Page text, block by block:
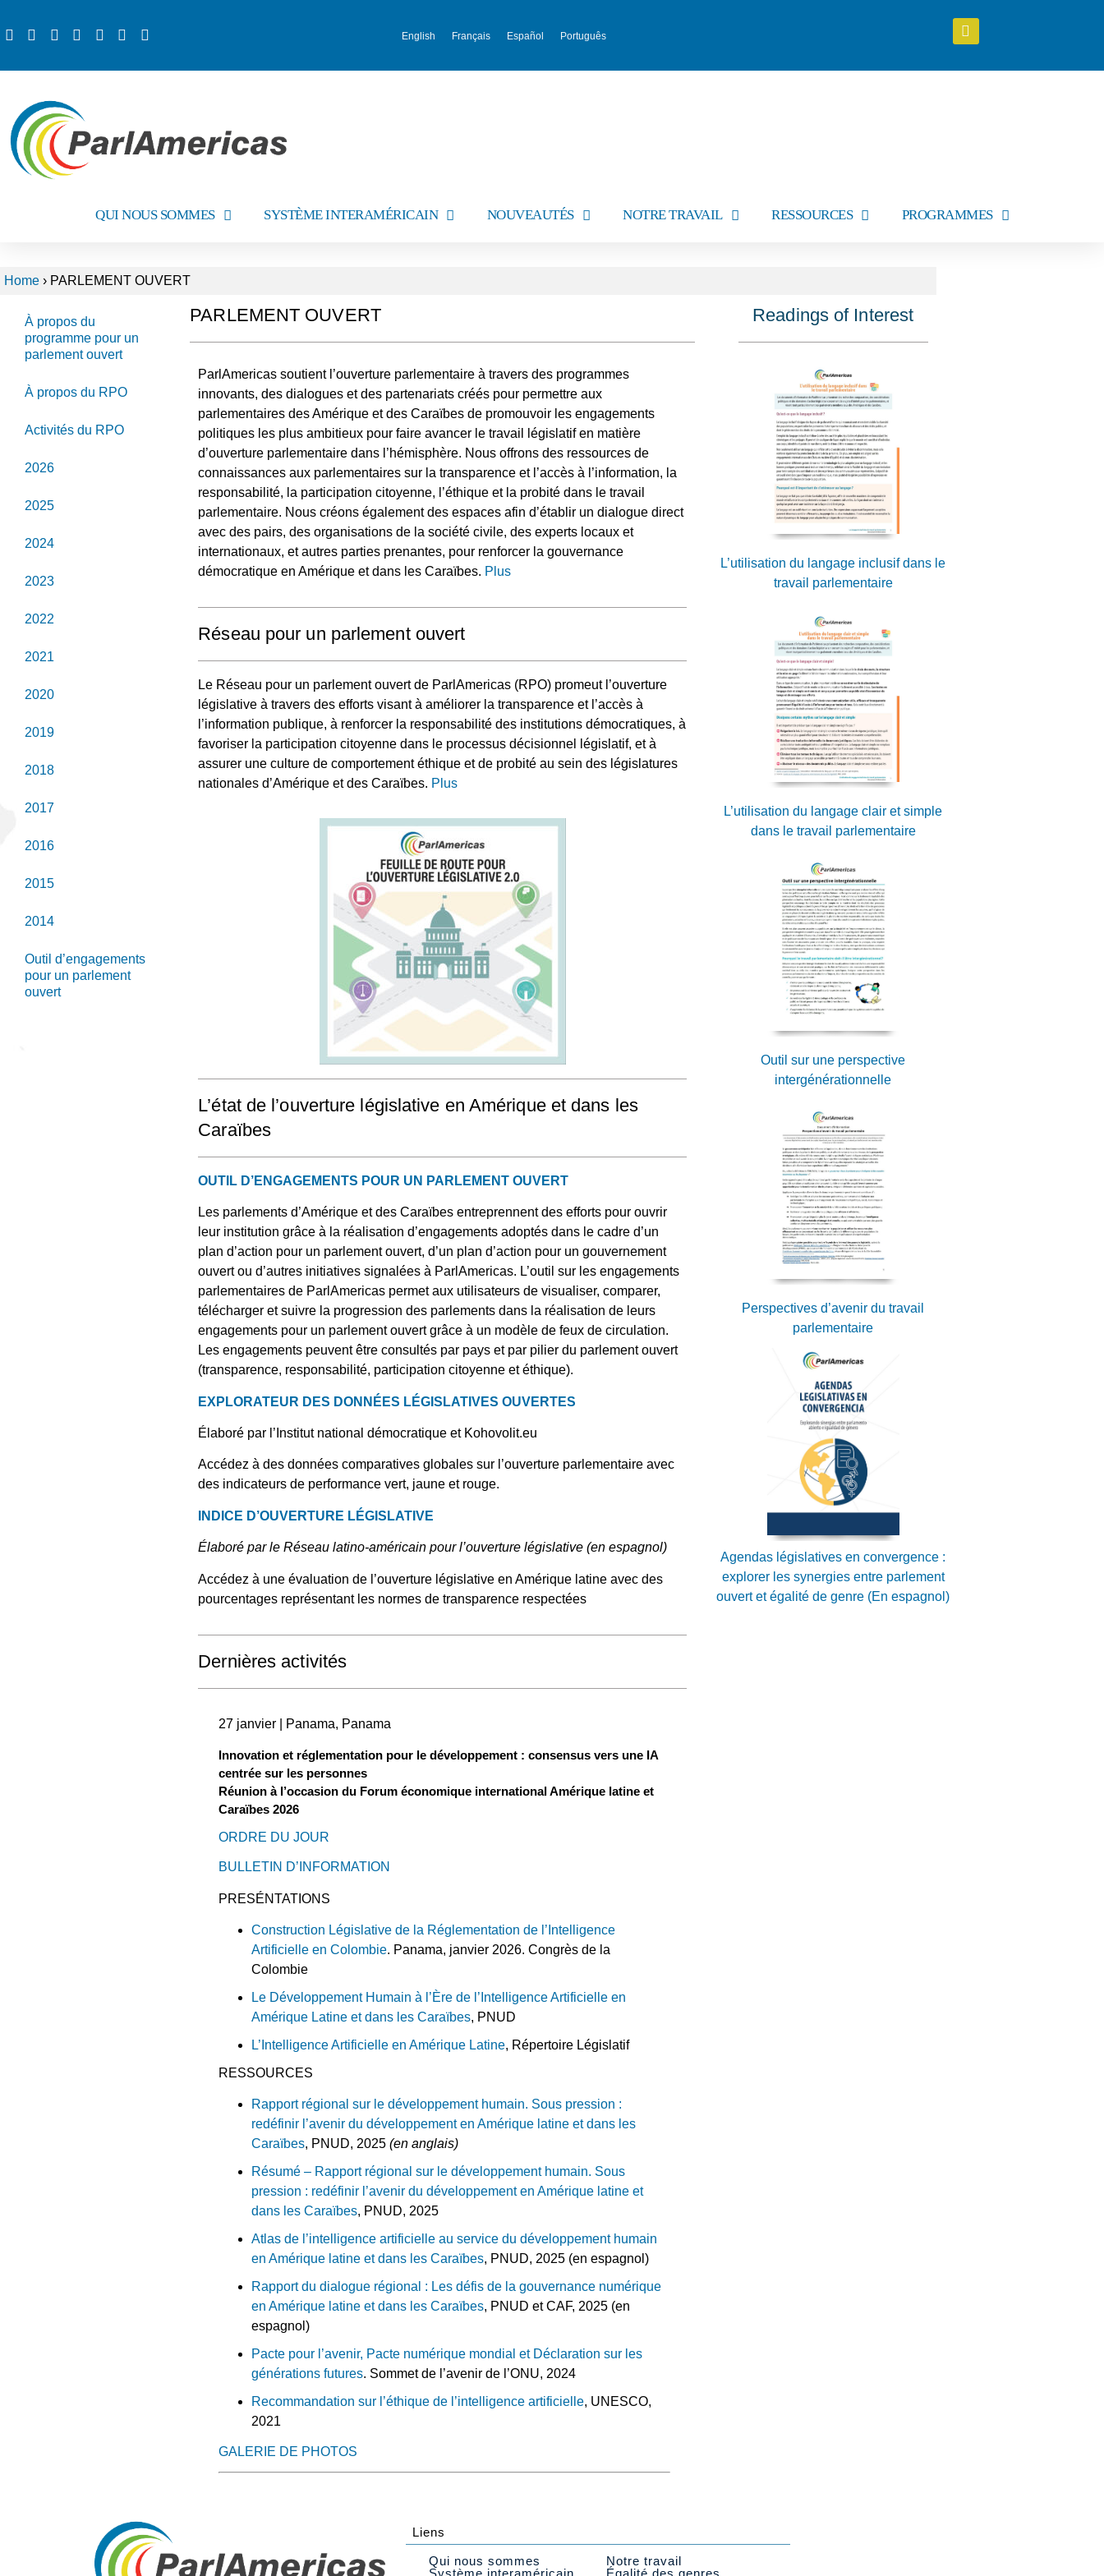
English Français Español Português
QUI NOUS SOMMES SYSTÈME INTERAMÉRICAIN NOUVEAUTÉS NOTRE TRAVAIL RESSOURCES PROGRAMMES
Home › PARLEMENT OUVERT
À propos du
programme pour un
parlement ouvert
À propos du RPO
Activités du RPO
2026
2025
2024
2023
2022
2021
2020
2019
2018
2017
2016
2015
2014
Outil d’engagements
pour un parlement
ouvert
PARLEMENT OUVERT
ParlAmericas soutient l’ouverture parlementaire à travers des programmes
innovants, des dialogues et des partenariats créés pour permettre aux
parlementaires des Amérique et des Caraïbes de promouvoir les engagements
politiques les plus ambitieux pour faire avancer le travail législatif en matière
d’ouverture parlementaire dans l’hémisphère. Nous offrons des ressources de
connaissances aux parlementaires sur la transparence et l’accès à l’information, la
responsabilité, la participation citoyenne, l’éthique et la probité dans le travail
parlementaire. Nous créons également des espaces afin d’établir un dialogue direct
avec des pairs, des organisations de la société civile, des experts locaux et
internationaux, et autres parties prenantes, pour renforcer la gouvernance
démocratique en Amérique et dans les Caraïbes. Plus
Réseau pour un parlement ouvert
Le Réseau pour un parlement ouvert de ParlAmericas (RPO) promeut l’ouverture
législative à travers des efforts visant à améliorer la transparence et l’accès à
l’information publique, à renforcer la responsabilité des institutions démocratiques, à
favoriser la participation citoyenne dans le processus décisionnel législatif, et à
assurer une culture de comportement éthique et de probité au sein des législatures
nationales d’Amérique et des Caraïbes. Plus
L’état de l’ouverture législative en Amérique et dans les
Caraïbes
OUTIL D’ENGAGEMENTS POUR UN PARLEMENT OUVERT
Les parlements d’Amérique et des Caraïbes entreprennent des efforts pour ouvrir
leur institution grâce à la réalisation d’engagements adoptés dans le cadre d’un
plan d’action pour un parlement ouvert, d’un plan d’action pour un gouvernement
ouvert ou d’autres initiatives signalées à ParlAmericas. L’outil sur les engagements
parlementaires de ParlAmericas permet aux utilisateurs de visualiser, comparer,
télécharger et suivre la progression des parlements dans la réalisation de leurs
engagements pour un parlement ouvert grâce à un modèle de feux de circulation.
Les engagements peuvent être consultés par pays et par pilier du parlement ouvert
(transparence, responsabilité, participation citoyenne et éthique).
EXPLORATEUR DES DONNÉES LÉGISLATIVES OUVERTES
Élaboré par l’Institut national démocratique et Kohovolit.eu
Accédez à des données comparatives globales sur l’ouverture parlementaire avec
des indicateurs de performance vert, jaune et rouge.
INDICE D’OUVERTURE LÉGISLATIVE
Élaboré par le Réseau latino-américain pour l’ouverture législative (en espagnol)
Accédez à une évaluation de l’ouverture législative en Amérique latine avec des
pourcentages représentant les normes de transparence respectées
Dernières activités
27 janvier | Panama, Panama
Innovation et réglementation pour le développement : consensus vers une IA
centrée sur les personnes
Réunion à l’occasion du Forum économique international Amérique latine et
Caraïbes 2026
ORDRE DU JOUR
BULLETIN D’INFORMATION
PRESÉNTATIONS
Construction Législative de la Réglementation de l’Intelligence
Artificielle en Colombie. Panama, janvier 2026. Congrès de la
Colombie
Le Développement Humain à l’Ère de l’Intelligence Artificielle en
Amérique Latine et dans les Caraïbes, PNUD
L’Intelligence Artificielle en Amérique Latine, Répertoire Législatif
RESSOURCES
Rapport régional sur le développement humain. Sous pression :
redéfinir l’avenir du développement en Amérique latine et dans les
Caraïbes, PNUD, 2025(en anglais)
Résumé – Rapport régional sur le développement humain. Sous
pression : redéfinir l’avenir du développement en Amérique latine et
dans les Caraïbes, PNUD, 2025
Atlas de l’intelligence artificielle au service du développement humain
en Amérique latine et dans les Caraïbes, PNUD, 2025 (en espagnol)
Rapport du dialogue régional : Les défis de la gouvernance numérique
en Amérique latine et dans les Caraïbes, PNUD et CAF, 2025 (en
espagnol)
Pacte pour l’avenir, Pacte numérique mondial et Déclaration sur les
générations futures. Sommet de l’avenir de l’ONU, 2024
Recommandation sur l’éthique de l’intelligence artificielle, UNESCO,
2021
GALERIE DE PHOTOS
Readings of Interest
L’utilisation du langage inclusif dans le
travail parlementaire
L’utilisation du langage clair et simple
dans le travail parlementaire
Outil sur une perspective
intergénérationnelle
Perspectives d’avenir du travail
parlementaire
Agendas législatives en convergence :
explorer les synergies entre parlement
ouvert et égalité de genre (En espagnol)
Liens
Qui nous sommes
Notre travail